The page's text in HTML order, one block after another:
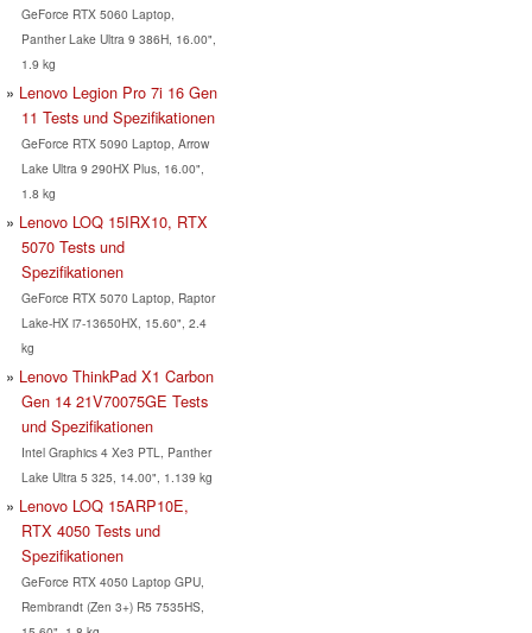
GeForce RTX 5060 Laptop,
Panther Lake Ultra 9 386H, 16.00",
1.9 kg
Lenovo Legion Pro 7i 16 Gen
11 Tests und Spezifikationen
GeForce RTX 5090 Laptop, Arrow
Lake Ultra 9 290HX Plus, 16.00",
1.8 kg
Lenovo LOQ 15IRX10, RTX
5070 Tests und
Spezifikationen
GeForce RTX 5070 Laptop, Raptor
Lake-HX i7-13650HX, 15.60", 2.4
kg
Lenovo ThinkPad X1 Carbon
Gen 14 21V70075GE Tests
und Spezifikationen
Intel Graphics 4 Xe3 PTL, Panther
Lake Ultra 5 325, 14.00", 1.139 kg
Lenovo LOQ 15ARP10E,
RTX 4050 Tests und
Spezifikationen
GeForce RTX 4050 Laptop GPU,
Rembrandt (Zen 3+) R5 7535HS,